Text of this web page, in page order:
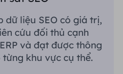
dữ liệu SEO có giá trị,
cứu đối thủ cạnh
và đạt được thông
khu vực cụ thể.